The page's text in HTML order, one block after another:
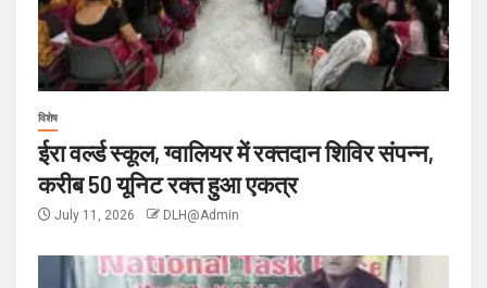
विशेष
ईरा वर्ल्ड स्कूल, ग्वालियर में रक्तदान शिविर संपन्न,
करीब 50 यूनिट रक्त हुआ एकत्र
July 11, 2026 DLH@Admin